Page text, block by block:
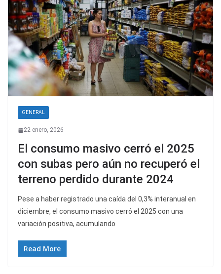
GENERAL
22 enero, 2026
El consumo masivo cerró el 2025
con subas pero aún no recuperó el
terreno perdido durante 2024
Pese a haber registrado una caída del 0,3% interanual en
diciembre, el consumo masivo cerró el 2025 con una
variación positiva, acumulando
Read More